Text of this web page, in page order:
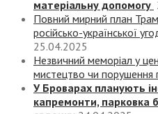
матеріальну допомогу
Повний мирний план
російсько-української
25.04.2025
Незвичний меморіал у
мистецтво чи порушення
У Броварах планують
капремонти, парковка